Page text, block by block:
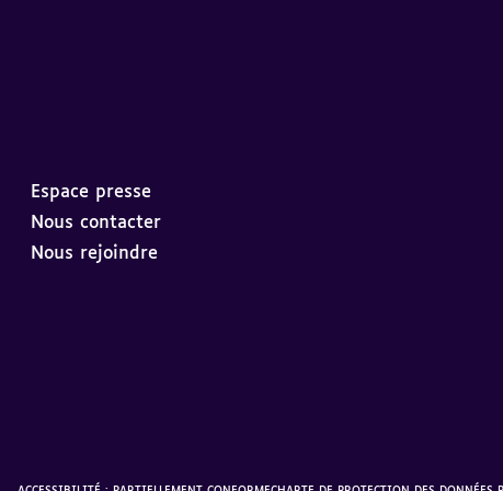
Espace presse
Nous contacter
Nous rejoindre